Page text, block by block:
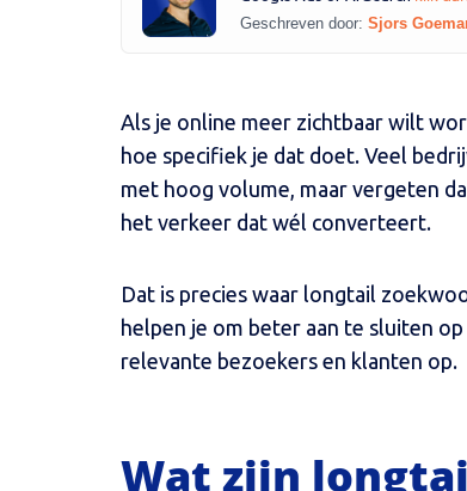
Geschreven door: Sjors
Als je online meer zichtbaar wilt
hoe specifiek je dat doet. Veel
met hoog volume, maar vergeten
het verkeer dat wél converteert.
Dat is precies waar longtail
helpen je om beter aan te sluiten
relevante bezoekers en klanten op.
Wat zijn